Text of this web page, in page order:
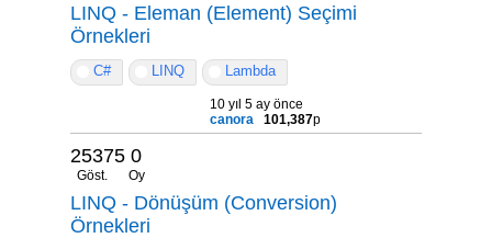
LINQ - Eleman (Element) Seçimi
Örnekleri
C# LINQ Lambda
10 yıl 5 ay önce
canora
101,387p
25375
Göst.
0
Oy
LINQ - Dönüşüm (Conversion)
Örnekleri